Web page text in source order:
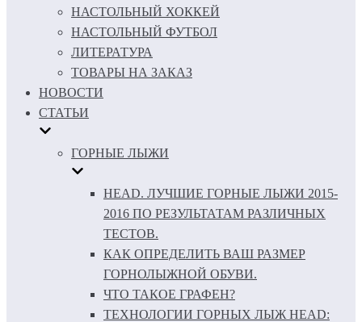
НАСТОЛЬНЫЙ ХОККЕЙ
НАСТОЛЬНЫЙ ФУТБОЛ
ЛИТЕРАТУРА
ТОВАРЫ НА ЗАКАЗ
НОВОСТИ
СТАТЬИ
ГОРНЫЕ ЛЫЖИ
HEAD. ЛУЧШИЕ ГОРНЫЕ ЛЫЖИ 2015-
2016 ПО РЕЗУЛЬТАТАМ РАЗЛИЧНЫХ
ТЕСТОВ.
КАК ОПРЕДЕЛИТЬ ВАШ РАЗМЕР
ГОРНОЛЫЖНОЙ ОБУВИ.
ЧТО ТАКОЕ ГРАФЕН?
ТЕХНОЛОГИИ ГОРНЫХ ЛЫЖ HEAD: